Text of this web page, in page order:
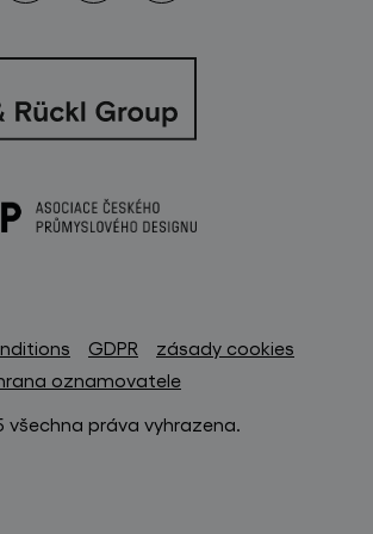
GDPR
zásady cookies
oznamovatele
práva vyhrazena.